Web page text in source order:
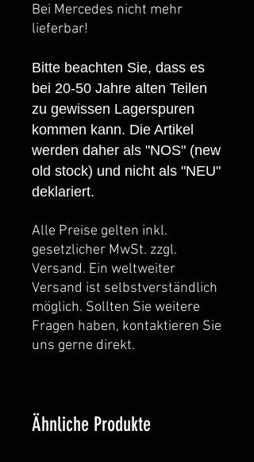
Bei Mercedes nicht mehr
lieferbar!
Bitte beachten Sie, dass es
bei 20-50 Jahre alten Teilen
zu gewissen Lagerspuren
kommen kann. Die Artikel
werden daher als "NOS" (new
old stock) und nicht als "NEU"
deklariert.
Alle Preise gelten inkl.
gesetzlicher MwSt. zzgl.
Versand. Ein weltweiter
Versand ist selbstverständlich
möglich. Sollten Sie weitere
Fragen haben, kontaktieren Sie
uns gerne direkt.
Ähnliche Produkte